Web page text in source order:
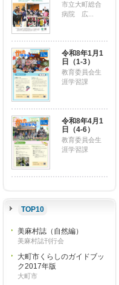
市立大町総合
病院 広...
令和8年1月1
日（1-3）
教育委員会生
涯学習課
令和8年4月1
日（4-6）
教育委員会生
涯学習課
TOP10
美麻村誌（自然編）
美麻村誌刊行会
大町市くらしのガイドブッ
ク2017年版
大町市